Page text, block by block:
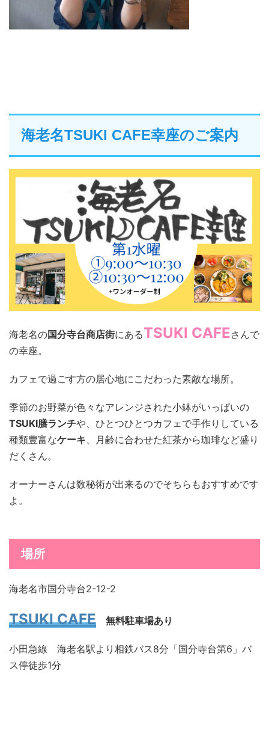
海老名TSUKI CAFE幸座のご案内
海老名の国分寺台商店街にあるTSUKI CAFEさんで
の幸座。
カフェで過ごす方の居心地にこだわった素敵な場所。
季節のお野菜が色々なアレンジされた小鉢がいっぱいの
TSUKI膳ランチや、ひとつひとつカフェで手作りしている
種類豊富なケーキ 、月齢に合わせた紅茶から珈琲など盛り
だくさん。
オーナーさんは数秘術が出来るのでそちらもおすすめです
よ。
場所
海老名市国分寺台2-12-2
TSUKI CAFE 無料駐車場あり
小田急線 海老名駅より相鉄バス8分「国分寺台第6」バ
ス停徒歩1分